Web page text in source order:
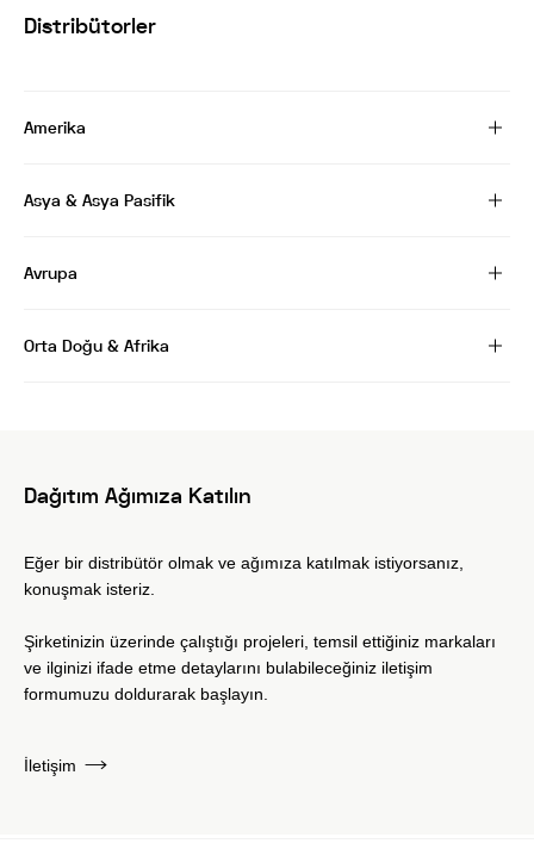
Distribütorler
Amerika
Asya & Asya Pasifik
Avrupa
Orta Doğu & Afrika
Dağıtım Ağımıza Katılın
Eğer bir distribütör olmak ve ağımıza katılmak istiyorsanız,
konuşmak isteriz.
Şirketinizin üzerinde çalıştığı projeleri, temsil ettiğiniz markaları
ve ilginizi ifade etme detaylarını bulabileceğiniz iletişim
formumuzu doldurarak başlayın.
İletişim